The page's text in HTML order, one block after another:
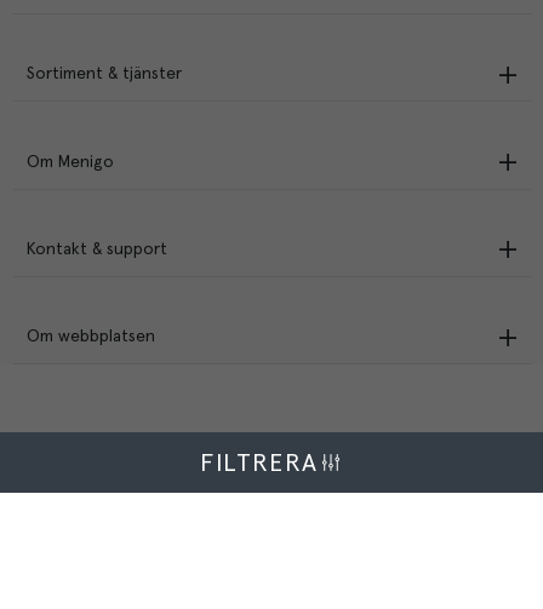
FILTRERA
Sortiment & tjänster
Om Menigo
Kontakt & support
Om webbplatsen
Menigo Foodservice AB